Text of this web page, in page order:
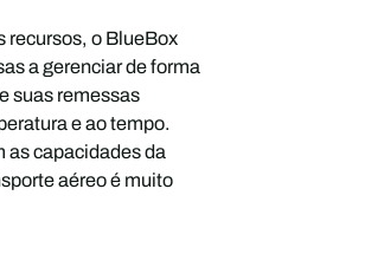
recursos, o BlueBox
a gerenciar de forma
suas remessas
e ao tempo.
as capacidades da
aéreo é muito